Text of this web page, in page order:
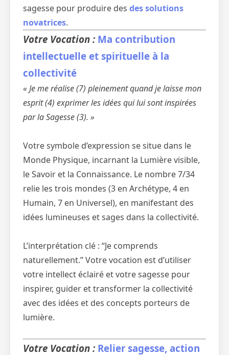
sagesse pour produire des des solutions
novatrices.
Votre Vocation : Ma contribution
intellectuelle et spirituelle à la
collectivité
« Je me réalise (7) pleinement quand je laisse mon
esprit (4) exprimer les idées qui lui sont inspirées
par la Sagesse (3). »
Votre symbole d’expression se situe dans le
Monde Physique, incarnant la Lumière visible,
le Savoir et la Connaissance. Le nombre 7/34
relie les trois mondes (3 en Archétype, 4 en
Humain, 7 en Universel), en manifestant des
idées lumineuses et sages dans la collectivité.
L’interprétation clé : “Je comprends
naturellement.” Votre vocation est d’utiliser
votre intellect éclairé et votre sagesse pour
inspirer, guider et transformer la collectivité
avec des idées et des concepts porteurs de
lumière.
Votre Vocation : Relier sagesse, action